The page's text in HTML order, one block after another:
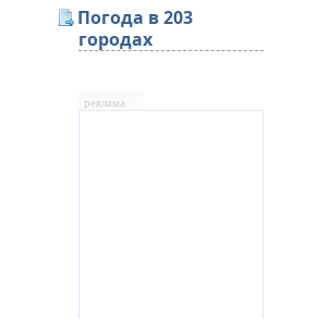
Погода в 203
городах
реклама